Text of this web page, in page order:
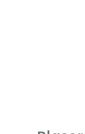
Sie schnell